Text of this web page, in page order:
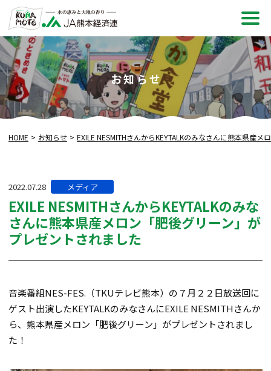
メ
ニ
お知らせ
HOME お知らせ EXILE NESMITHさんからKEYTALKのみなさんに熊本県産
2022.07.28 カ
テ
ゴ
リー:
メディア
EXILE NESMITHさんからKEYTALKのみな
さんに熊本県産メロン「肥後グリーン」が
プレゼントされました
音楽番組NES-FES.（TKUテレビ熊本）の７月２２日放送回に
ゲスト出演したKEYTALKのみなさんにEXILE NESMITHさんか
ら、熊本県産メロン「肥後グリーン」がプレゼントされまし
た！